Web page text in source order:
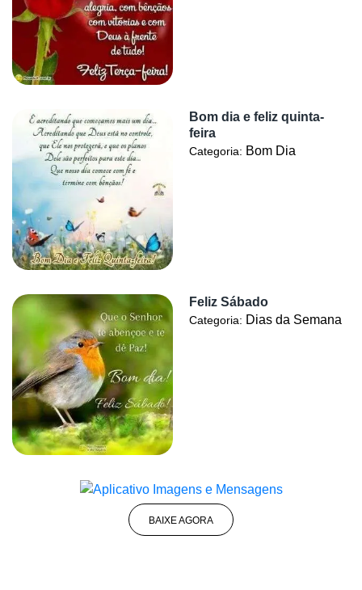
Bom dia e feliz quinta-
feira
Categoria: Bom Dia
Feliz Sábado
Categoria: Dias da Semana
BAIXE AGORA